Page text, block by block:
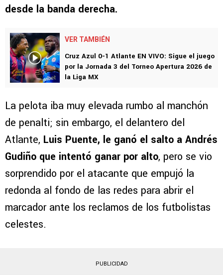
desde la banda derecha.
VER TAMBIÉN
Cruz Azul 0-1 Atlante EN VIVO: Sigue el juego
por la Jornada 3 del Torneo Apertura 2026 de
la Liga MX
La pelota iba muy elevada rumbo al manchón
de penalti; sin embargo, el delantero del
Atlante, Luis Puente, le ganó el salto a Andrés
Gudiño que intentó ganar por alto, pero se vio
sorprendido por el atacante que empujó la
redonda al fondo de las redes para abrir el
marcador ante los reclamos de los futbolistas
celestes.
PUBLICIDAD